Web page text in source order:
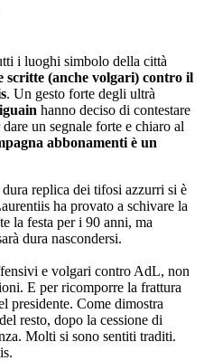
i luoghi simbolo della città
scritte (anche volgari) contro il
. Un gesto forte degli ultrà
hanno deciso di contestare
un segnale forte e chiaro al
abbonamenti è un
replica dei tifosi azzurri si è
ha provato a schivare la
la festa per i 90 anni, ma
dura nascondersi.
e volgari contro AdL, non
E per ricomporre la frattura
presidente. Come dimostra
resto, dopo la cessione di
Molti si sono sentiti traditi.